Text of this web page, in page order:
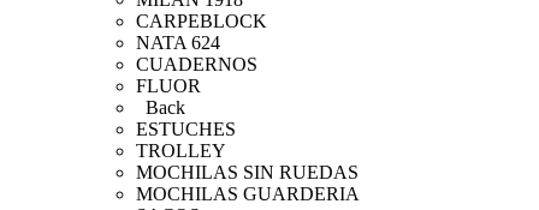
CARPEBLOCK
NATA 624
CUADERNOS
FLUOR
Back
ESTUCHES
TROLLEY
MOCHILAS SIN RUEDAS
MOCHILAS GUARDERIA